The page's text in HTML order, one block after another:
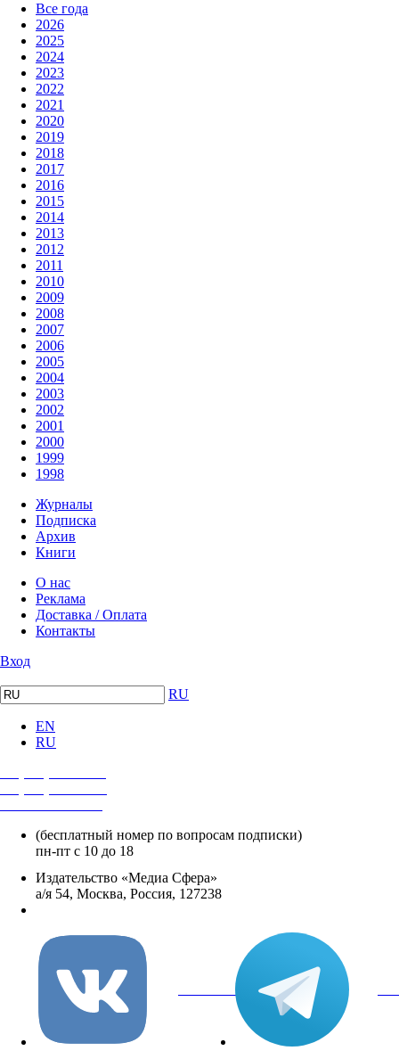
Все года
2026
2025
2024
2023
2022
2021
2020
2019
2018
2017
2016
2015
2014
2013
2012
2011
2010
2009
2008
2007
2006
2005
2004
2003
2002
2001
2000
1999
1998
Журналы
Подписка
Архив
Книги
О нас
Реклама
Доставка / Оплата
Контакты
Вход
RU
EN
RU
(бесплатный номер по вопросам подписки)
пн-пт с 10 до 18
Издательство «Медиа Сфера»
а/я 54, Москва, Россия, 127238
вКонтакте